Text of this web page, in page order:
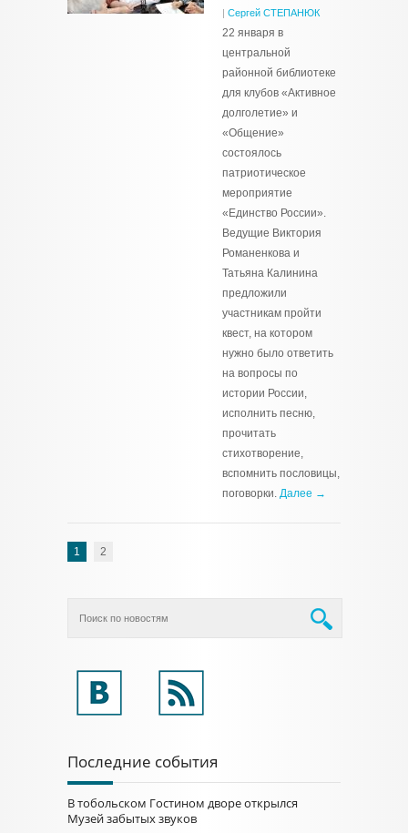
| Сергей СТЕПАНЮК
22 января в
центральной
районной библиотеке
для клубов «Активное
долголетие» и
«Общение»
состоялось
патриотическое
мероприятие
«Единство России».
Ведущие Виктория
Романенкова и
Татьяна Калинина
предложили
участникам пройти
квест, на котором
нужно было ответить
на вопросы по
истории России,
исполнить песню,
прочитать
стихотворение,
вспомнить пословицы,
поговорки. Далее →
1 2
Последние события
В тобольском Гостином дворе открылся
Музей забытых звуков